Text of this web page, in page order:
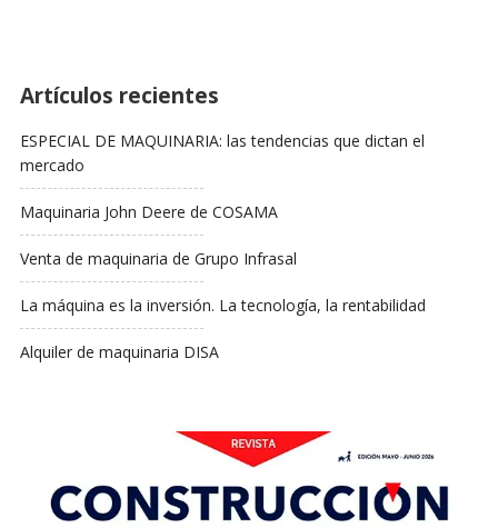
Artículos recientes
ESPECIAL DE MAQUINARIA: las tendencias que dictan el
mercado
Maquinaria John Deere de COSAMA
Venta de maquinaria de Grupo Infrasal
La máquina es la inversión. La tecnología, la rentabilidad
Alquiler de maquinaria DISA